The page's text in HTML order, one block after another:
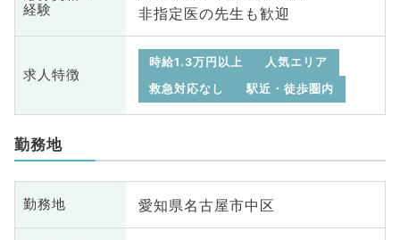
経験
非指定医の先生も歓迎
求人特徴
時給1.3万円以上
人気エリア
救急対応なし
駅近・徒歩圏内
勤務地
勤務地 愛知県名古屋市中区